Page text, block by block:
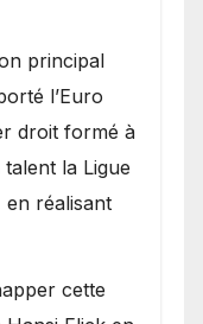
principal
l’Euro
droit formé à
la Ligue
en réalisant
cette